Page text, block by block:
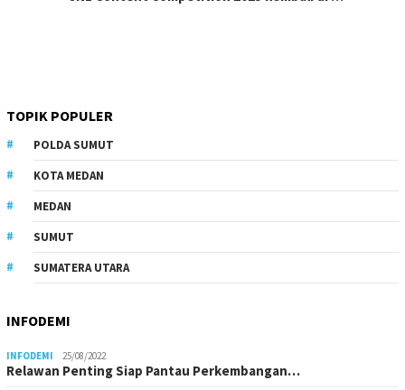
TOPIK POPULER
POLDA SUMUT
KOTA MEDAN
MEDAN
SUMUT
SUMATERA UTARA
INFODEMI
INFODEMI 25/08/2022
Relawan Penting Siap Pantau Perkembangan…